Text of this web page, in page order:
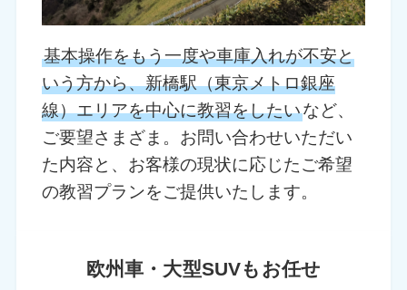
基本操作をもう一度や車庫入れが不安と
いう方から、新橋駅（東京メトロ銀座
線）エリアを中心に教習をしたいなど、
ご要望さまざま。お問い合わせいただい
た内容と、お客様の現状に応じたご希望
の教習プランをご提供いたします。
欧州車・大型SUVもお任せ